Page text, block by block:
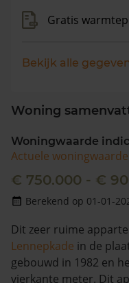
Gratis
Bekijk alle
Woning
Woningwaarde
Actuele
€ 750.000 - €
Berekend op 01-01-
Dit zeer ruime
Lennepkade in de
gebouwd in 1982 en
vierkante meter. Dit